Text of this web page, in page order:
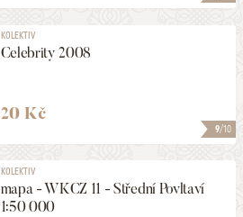
9/10
KOLEKTIV
Celebrity 2008
20 Kč
KOLEKTIV
mapa - WKCZ 11 - Střední Povltaví
1:50 000